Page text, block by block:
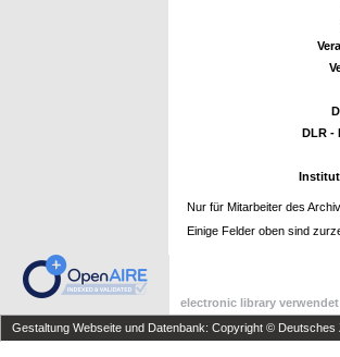
DLR -
Nur für Mitarbeiter des
Einige Felder oben sind
electronic library verwendet
Gestaltung Webseite und Datenbank: Copyright ©